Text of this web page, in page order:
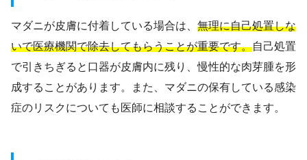
マダニが皮膚に付着している場合は、 無理に自己処置しな
いで医療機関で除去してもらうことが重要です。自己処置
で引きちぎると口器が皮膚内に残り、慢性的な肉芽腫を形
成することがあります。また、マダニの保有している感染
症のリスクについても医師に相談することができます。